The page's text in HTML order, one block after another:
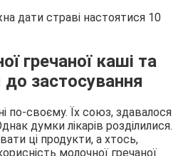
дати страві настоятися 10
гречаної каші та
застосування
по-своєму. Їх союз, здавалося
думки лікарів розділилися.
ці продукти, а хтось,
молочної гречаної